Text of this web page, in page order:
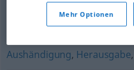
Ausführung,Revision,
Aushändigung, Herausgabe
Mehr Optionen